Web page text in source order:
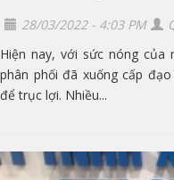
28/03/2022 - 4:03 PM
Hiện nay, với sức nóng của
phân phối đã xuống cấp
để trục lợi. Nhiều...